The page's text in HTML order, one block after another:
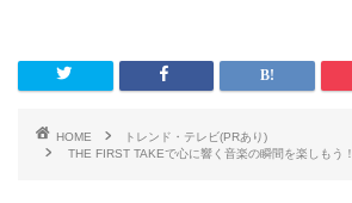
HOME
トレンド・テレビ(PRあり)
THE FIRST TAKEで心に響く音楽の瞬間を楽しもう！